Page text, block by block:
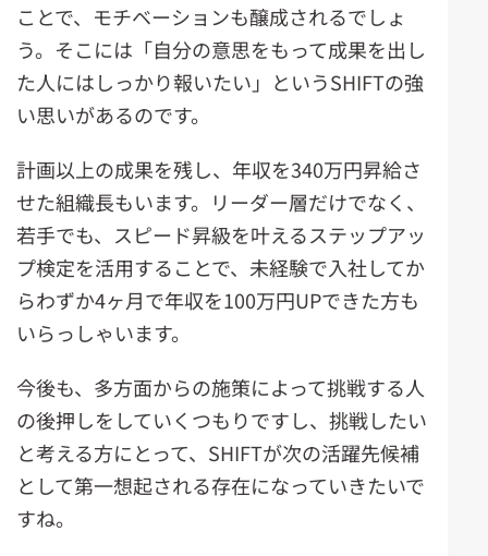
ことで、モチベーションも醸成されるでしょ
う。そこには「自分の意思をもって成果を出し
た人にはしっかり報いたい」というSHIFTの強
い思いがあるのです。
計画以上の成果を残し、年収を340万円昇給さ
せた組織長もいます。リーダー層だけでなく、
若手でも、スピード昇級を叶えるステップアッ
プ検定を活用することで、未経験で入社してか
らわずか4ヶ月で年収を100万円UPできた方も
いらっしゃいます。
今後も、多方面からの施策によって挑戦する人
の後押しをしていくつもりですし、挑戦したい
と考える方にとって、SHIFTが次の活躍先候補
として第一想起される存在になっていきたいで
すね。